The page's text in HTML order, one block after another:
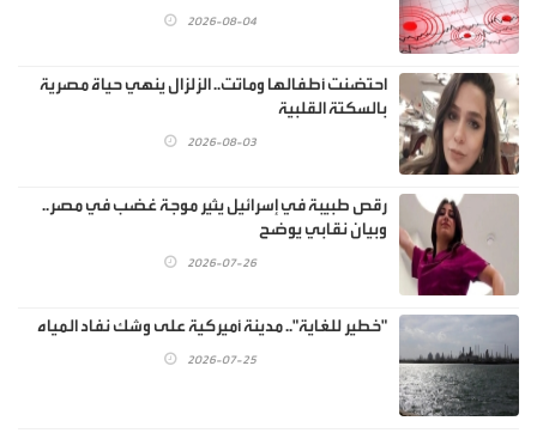
2026-08-04
احتضنت أطفالها وماتت.. الزلزال ينهي حياة مصرية
بالسكتة القلبية
2026-08-03
رقص طبيبة في إسرائيل يثير موجة غضب في مصر..
وبيان نقابي يوضح
2026-07-26
"خطير للغاية".. مدينة أميركية على وشك نفاد المياه
2026-07-25